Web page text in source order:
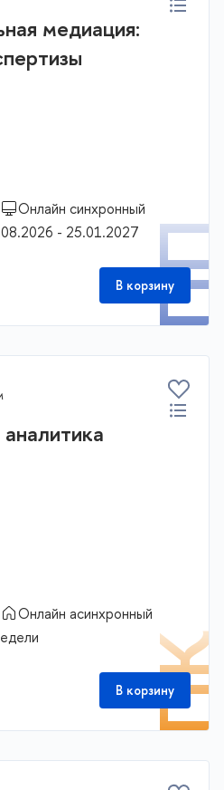
медиация:
Онлайн синхронный
- 25.01.2027
В корзину
Онлайн асинхронный
В корзину